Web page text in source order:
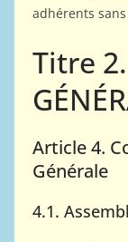
adhérents
Titre 2.
Article 4.
Générale
4.1.